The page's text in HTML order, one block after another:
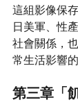
這組影像保
日美軍、性
社會關係，
常生活影響
第三章「